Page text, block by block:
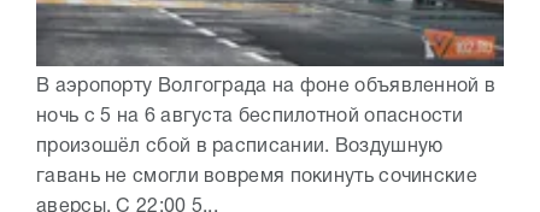
В аэропорту Волгограда на фоне объявленной в
ночь с 5 на 6 августа беспилотной опасности
произошёл сбой в расписании. Воздушную
гавань не смогли вовремя покинуть сочинские
аверсы. С 22:00 5...